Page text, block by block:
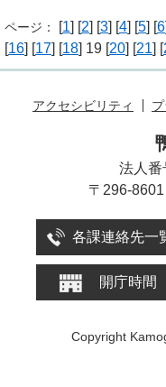
ページ： [1] [2] [3] [4] [5] [6
[16] [17] [18] 19 [20] [21] [
アクセシビリティ
法人番
〒296-
各課連絡先一
開庁時間
Copyright